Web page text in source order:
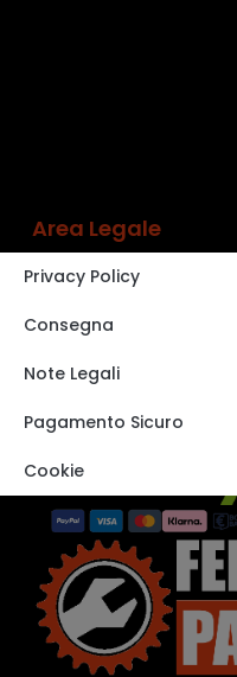
Area Legale
Privacy Policy
Consegna
Note Legali
Pagamento Sicuro
Cookie
VISITA IL NOSTRO